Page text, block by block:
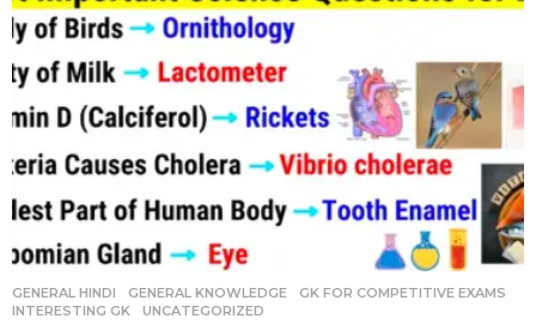
GENERAL HINDI ,GENERAL KNOWLEDGE ,GK FOR COMPETITIVE EXAMS
INTERESTING GK
,UNCATEGORIZED